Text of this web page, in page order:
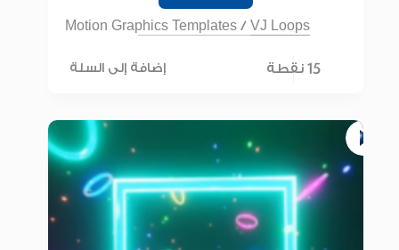
Motion Graphics Templates /VJ Loops
15 نقطة إضافة إلى السلة